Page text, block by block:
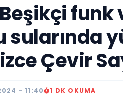
funk
sularında
Çevir
- 11:40 1 DK OKUMA